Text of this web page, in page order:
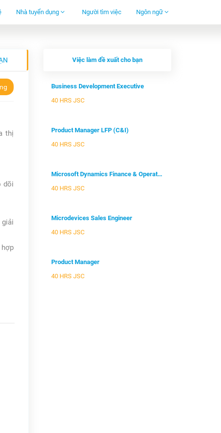
Nhà tuyển dụng Người tìm việc Ngôn ngữ
thị
dõi
giải
Việc làm đề xuất cho bạn
Business Development Executive
40 HRS JSC
Product Manager LFP (C&I)
40 HRS JSC
Microsoft Dynamics Finance & Operati...
40 HRS JSC
Microdevices Sales Engineer
40 HRS JSC
Product Manager
40 HRS JSC